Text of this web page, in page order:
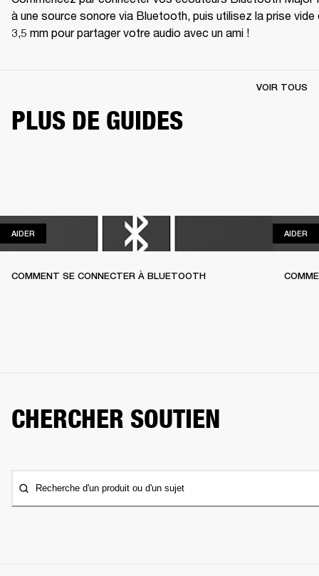
à une source sonore via Bluetooth, puis utilisez la prise vide
3,5 mm pour partager votre audio avec un ami !
PLUS DE GUIDES
VOIR TOUS
AIDER
COMMENT SE CONNECTER À BLUETOOTH
AIDER
CHERCHER SOUTIEN
Recherche d'un produit ou d'un sujet